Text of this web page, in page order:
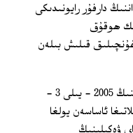
سۇداننىڭ دارفۇر رايونىدىكى
ھوقۇق
قىلىش بىلەن
ساياھەت ئىمبارگوسى خەۋپسىزلىك كېڭىشىنىڭ 2005 - يىلى 3 -
ئاساسەن يولغا